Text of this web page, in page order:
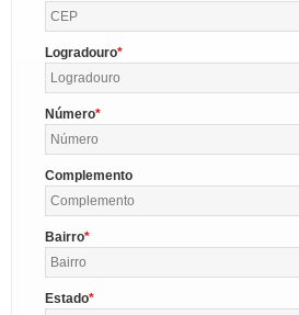
Logradouro
Número
Complemento
Bairro
Estado